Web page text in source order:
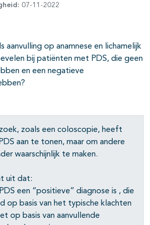
07-11-2022
aanvulling op anamnese en lichamelijk
bij patiënten met PDS, die geen
en een negatieve
zoals een coloscopie, heeft
aan te tonen, maar om andere
waarschijnlijk te maken.
uit dat:
een “positieve” diagnose is , die
op basis van het typische klachten
op basis van aanvullende